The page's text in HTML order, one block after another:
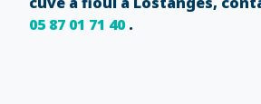
05 87 01 71 40.